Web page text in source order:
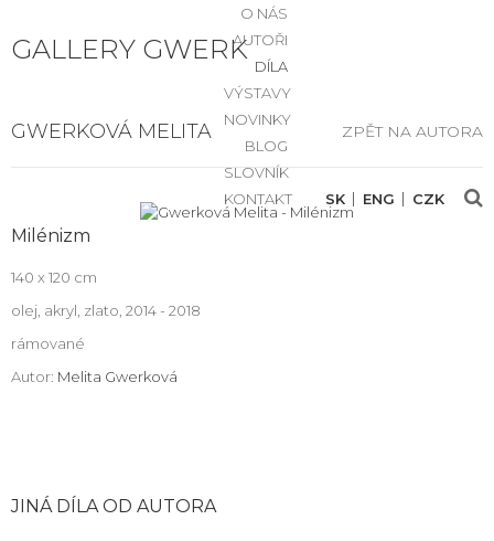
GALLERY GWERK
O NÁS
AUTOŘI
DÍLA
VÝSTAVY
NOVINKY
BLOG
SLOVNÍK
KONTAKT
SK ENG CZK
GWERKOVÁ MELITA ZPĚT NA AUTORA
Milénizm
140 x 120 cm
olej, akryl, zlato, 2014 - 2018
rámované
Autor: Melita Gwerková
JINÁ DÍLA OD AUTORA